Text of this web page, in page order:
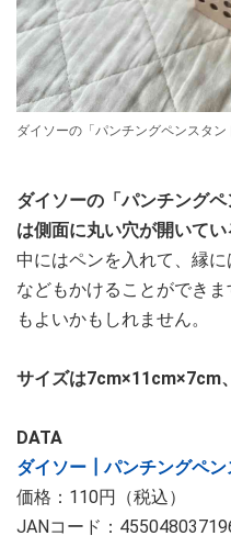
ダイソーの「パンチングペンスタン
ダイソーの「パンチングペ
は側面に丸い穴が開いてい
中にはペンを入れて、縁
などもかけることができ
もよいかもしれません。
サイズは7cm×11cm×7cm
DATA
ダイソー┃パンチングペン
価格：110円（税込）
JANコード：